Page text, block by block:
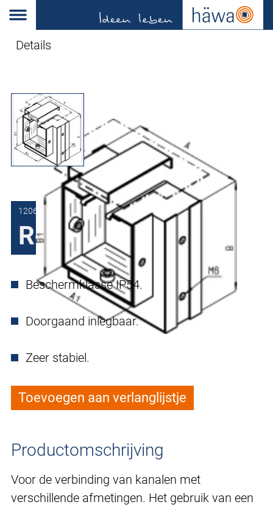
Details
1206-2203-00-01
Reducerings-U
Beschermklasse IP54.
Doorgaand inlegbaar.
Zeer stabiel.
Toevoegen aan verlanglijstje
Productomschrijving
Voor de verbinding van kanalen met
verschillende afmetingen. Het gebruik van een